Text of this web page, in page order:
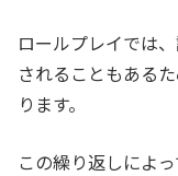
ロールプレイでは
されることもある
ります。
この繰り返しによっ